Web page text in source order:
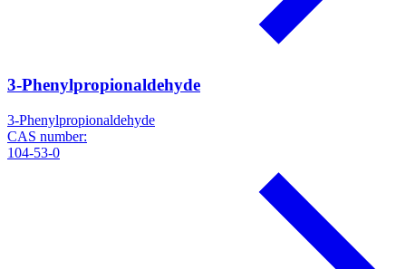
3-Phenylpropionaldehyde
3-Phenylpropionaldehyde
CAS number:
104-53-0